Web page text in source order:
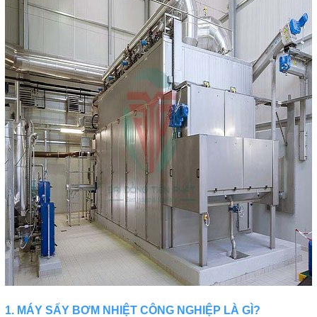
1. MÁY SẤY BƠM NHIỆT CÔNG NGHIỆP LÀ GÌ?